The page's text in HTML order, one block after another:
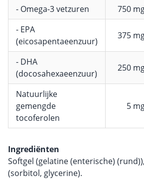
- Omega-3 vetzuren
750
- EPA
(eicosapentaeenzuur)
375
- DHA
(docosahexaeenzuur)
250
Natuurlijke
gemengde
tocoferolen
5
Ingrediënten
Softgel (gelatine (enterische)
(sorbitol, glycerine).